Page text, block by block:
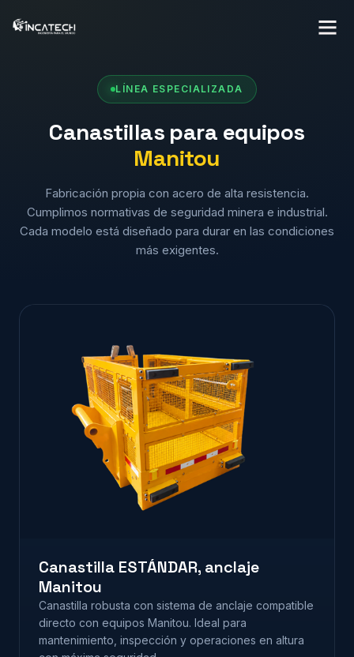
LÍNEA ESPECIALIZADA
Canastillas para equipos
Manitou
Fabricación propia con acero de alta resistencia.
Cumplimos normativas de seguridad minera e industrial.
Cada modelo está diseñado para durar en las condiciones
más exigentes.
Canastilla ESTÁNDAR, anclaje
Manitou
Canastilla robusta con sistema de anclaje compatible
directo con equipos Manitou. Ideal para
mantenimiento, inspección y operaciones en altura